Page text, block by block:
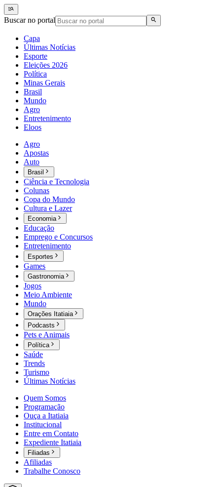
Buscar no portal
Capa
Últimas Notícias
Esporte
Eleições 2026
Política
Minas Gerais
Brasil
Mundo
Agro
Entretenimento
Eloos
Agro
Apostas
Auto
Brasil
Ciência e Tecnologia
Colunas
Copa do Mundo
Cultura e Lazer
Economia
Educação
Emprego e Concursos
Entretenimento
Esportes
Games
Gastronomia
Jogos
Meio Ambiente
Mundo
Orações Itatiaia
Podcasts
Pets e Animais
Política
Saúde
Trends
Turismo
Últimas Notícias
Quem Somos
Programação
Ouça a Itatiaia
Institucional
Entre em Contato
Expediente Itatiaia
Filiadas
Afiliadas
Trabalhe Conosco